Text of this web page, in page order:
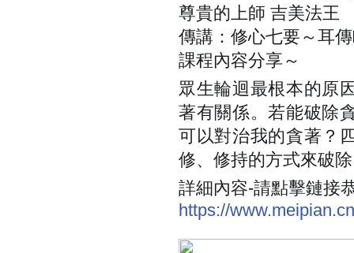
尊貴的上師 吉美法王
傳講：修心七要～耳
課程內容分享～
眾生輪迴最根本的原
著有關係。若能破除
可以對治我的貪著？
修、修持的方式來破
詳細內容-請點擊鏈接
https://